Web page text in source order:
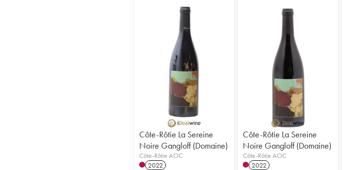
Côte-Rôtie La Sereine
Noire Gangloff (Domaine)
Côte-Rôtie AOC
2022
Côte-Rôtie La Sereine
Noire Gangloff (Domaine)
Côte-Rôtie AOC
2022